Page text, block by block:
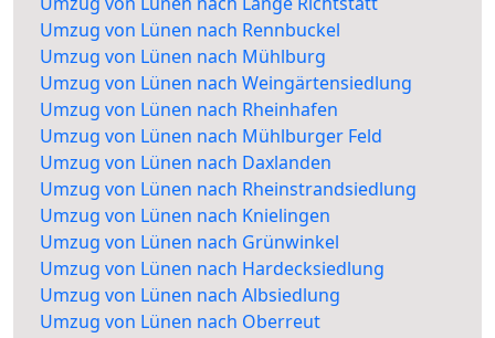
Umzug von Lünen nach Rennbuckel
Umzug von Lünen nach Mühlburg
Umzug von Lünen nach Weingärtensiedlung
Umzug von Lünen nach Rheinhafen
Umzug von Lünen nach Mühlburger Feld
Umzug von Lünen nach Daxlanden
Umzug von Lünen nach Rheinstrandsiedlung
Umzug von Lünen nach Knielingen
Umzug von Lünen nach Grünwinkel
Umzug von Lünen nach Hardecksiedlung
Umzug von Lünen nach Albsiedlung
Umzug von Lünen nach Oberreut